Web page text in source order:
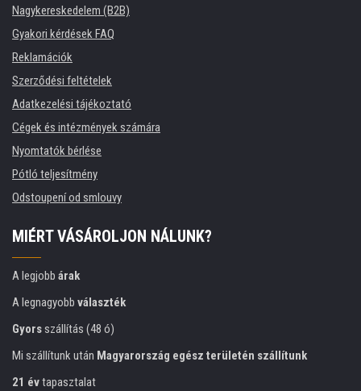
Nagykereskedelem (B2B)
Gyakori kérdések FAQ
Reklamációk
Szerződési feltételek
Adatkezelési tájékoztató
Cégek és intézmények számára
Nyomtatók bérlése
Pótló teljesítmény
Odstoupení od smlouvy
MIÉRT VÁSÁROLJON NÁLUNK?
A legjobb árak
A legnagyobb választék
Gyorsszállítás (48 ó)
Mi szállítunk után Magyarország egész területén szállítunk
21 évtapasztalat